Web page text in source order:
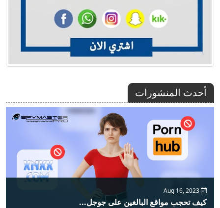
أحدث المنشورات
كيف تحجب مواقع البالغين على جوجل...